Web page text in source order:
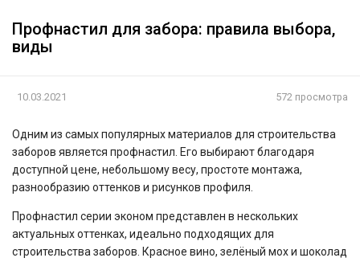
Профнастил для забора: правила выбора,
виды
572 просмотра
10.03.2021
Одним из самых популярных материалов для строительства
заборов является профнастил. Его выбирают благодаря
доступной цене, небольшому весу, простоте монтажа,
разнообразию оттенков и рисунков профиля.
Профнастил серии эконом представлен в нескольких
актуальных оттенках, идеально подходящих для
строительства заборов. Красное вино, зелёный мох и шоколад